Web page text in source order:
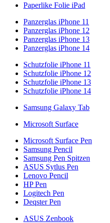
Paperlike Folie iPad
Panzerglas iPhone 11
Panzerglas iPhone 12
Panzerglas iPhone 13
Panzerglas iPhone 14
Schutzfolie iPhone 11
Schutzfolie iPhone 12
Schutzfolie iPhone 13
Schutzfolie iPhone 14
Samsung Galaxy Tab
Microsoft Surface
Microsoft Surface Pen
Samsung Pencil
Samsung Pen Spitzen
ASUS Sytlus Pen
Lenovo Pencil
HP Pen
Logitech Pen
Deqster Pen
ASUS Zenbook